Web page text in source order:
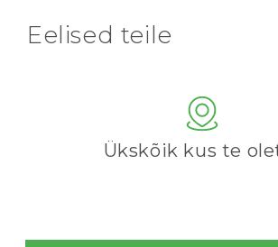
Eelised teile
Ükskõik kus te